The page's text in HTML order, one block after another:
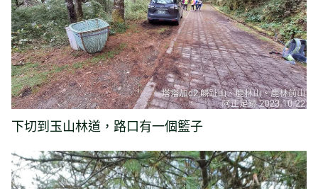
下切到玉山林道，路口有一個籃子